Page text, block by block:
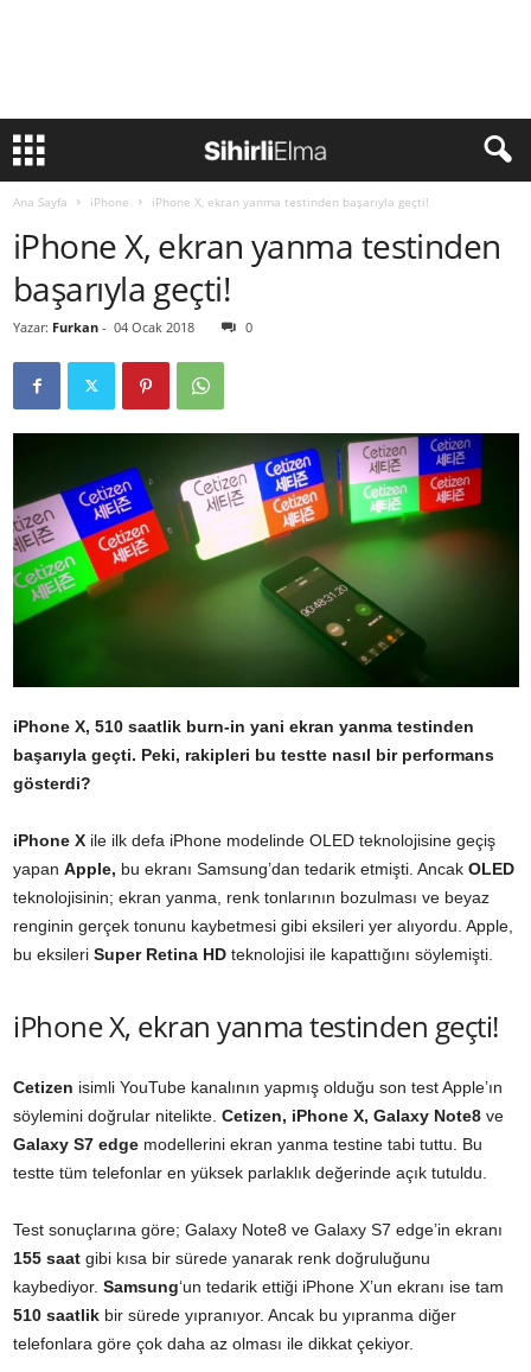
Ana Sayfa iPhone iPhone X, ekran yanma testinden başarıyla geçti!
iPhone X, ekran yanma testinden
başarıyla geçti!
Yazar: Furkan - 04 Ocak 2018 0
iPhone X, 510 saatlik burn-in yani ekran yanma testinden
başarıyla geçti. Peki, rakipleri bu testte nasıl bir performans
gösterdi?
iPhone X ile ilk defa iPhone modelinde OLED teknolojisine geçiş
yapan Apple, bu ekranı Samsung’dan tedarik etmişti. Ancak OLED
teknolojisinin; ekran yanma, renk tonlarının bozulması ve beyaz
renginin gerçek tonunu kaybetmesi gibi eksileri yer alıyordu. Apple,
bu eksileri Super Retina HD teknolojisi ile kapattığını söylemişti.
iPhone X, ekran yanma testinden geçti!
Cetizen isimli YouTube kanalının yapmış olduğu son test Apple’ın
söylemini doğrular nitelikte. Cetizen, iPhone X, Galaxy Note8 ve
Galaxy S7 edge modellerini ekran yanma testine tabi tuttu. Bu
testte tüm telefonlar en yüksek parlaklık değerinde açık tutuldu.
Test sonuçlarına göre; Galaxy Note8 ve Galaxy S7 edge’in ekranı
155 saat gibi kısa bir sürede yanarak renk doğruluğunu
kaybediyor. Samsung‘un tedarik ettiği iPhone X’un ekranı ise tam
510 saatlik bir sürede yıpranıyor. Ancak bu yıpranma diğer
telefonlara göre çok daha az olması ile dikkat çekiyor.